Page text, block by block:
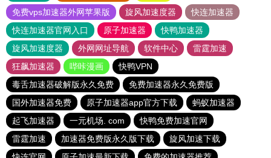
免费vps加速器外网苹果版
旋风加速度器
快连加速器
快连加速器官网入口
原子加速器
快鸭加速器
旋风加速度器
外网网址导航 软件中心
雷霆加速
狂飙加速器
哔咔漫画
快鸭VPN
毒舌加速器破解版永久免费
免费加速器永久免费版
国外加速器免费
原子加速器app官方下载
蚂蚁加速器
起飞加速器
一元机场. com
快鸭免费加速官网
雷霆加速
加速器免费版永久版下载
旋风加速下载